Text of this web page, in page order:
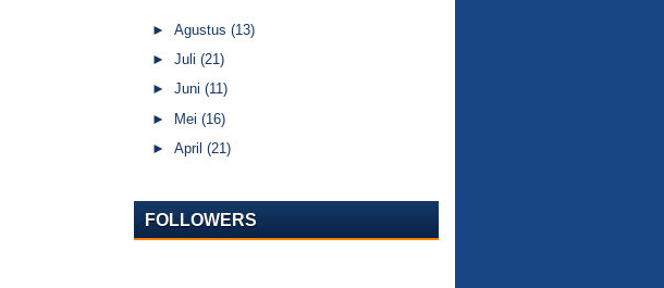
► Agustus (13)
► Juli (21)
► Juni (11)
► Mei (16)
► April (21)
FOLLOWERS